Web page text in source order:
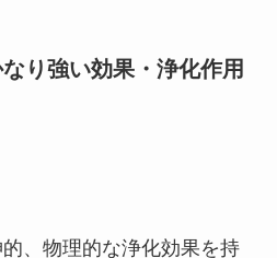
り強い効果・浄化作用
、物理的な浄化効果を持